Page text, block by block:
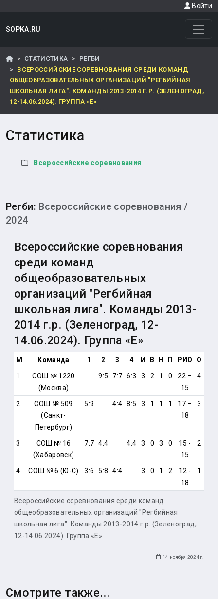
Войти
SOPKA.RU
СТАТИСТИКА
РЕГБИ
ВСЕРОССИЙСКИЕ СОРЕВНОВАНИЯ СРЕДИ КОМАНД
ОБЩЕОБРАЗОВАТЕЛЬНЫХ ОРГАНИЗАЦИЙ "РЕГБИЙНАЯ
ШКОЛЬНАЯ ЛИГА". КОМАНДЫ 2013-2014 Г.Р. (ЗЕЛЕНОГРАД,
12-14.06.2024). ГРУППА «Е»
Статистика
Всероссийские соревнования
Регби: Всероссийские соревнования /
2024
Всероссийские соревнования
среди команд
общеобразовательных
организаций "Регбийная
школьная лига". Команды 2013-
2014 г.р. (Зеленоград, 12-
14.06.2024). Группа «Е»
Всероссийские соревнования среди команд
общеобразовательных организаций "Регбийная
школьная лига". Команды 2013-2014 г.р. (Зеленоград,
12-14.06.2024). Группа «Е»
М Команда 1 2 3 4 И В Н П РИО О
1
СОШ № 1220
(Москва)
9:5 7:7 6:3 3 2 1 0
22 –
15
4
2
СОШ № 509
(Санкт-
Петербург)
5:9 4:4 8:5 3 1 1 1
17 –
18
3
3
СОШ № 16
(Хабаровск)
7:7 4:4 4:4 3 0 3 0
15 -
15
2
4 СОШ № 6 (Ю-С) 3:6 5:8 4:4 3 0 1 2
12 -
18
1
14 ноября 2024 г.
Смотрите также...